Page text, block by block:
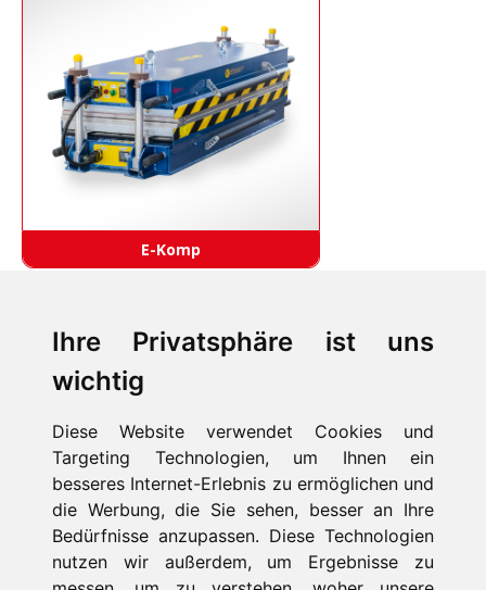
Ihre Privatsphäre ist uns
wichtig
Diese Website verwendet Cookies und
Targeting Technologien, um Ihnen ein
besseres Internet-Erlebnis zu ermöglichen und
die Werbung, die Sie sehen, besser an Ihre
Bedürfnisse anzupassen. Diese Technologien
nutzen wir außerdem, um Ergebnisse zu
E-Komp
HOME
PRODUKTE